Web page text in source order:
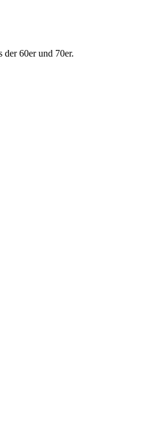
der 60er und 70er.